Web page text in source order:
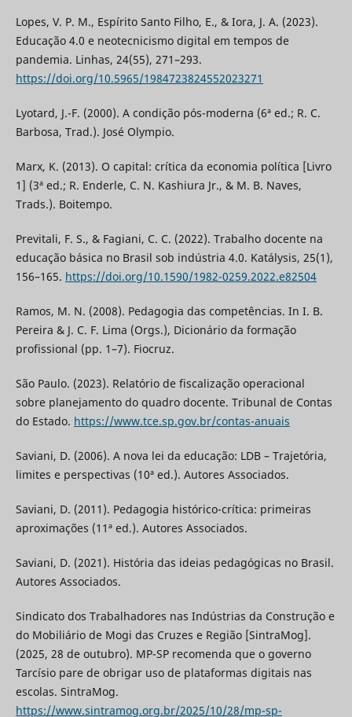
Lopes, V. P. M., Espírito Santo Filho, E., & Iora, J. A. (2023).
Educação 4.0 e neotecnicismo digital em tempos de
pandemia. Linhas, 24(55), 271–293.
https://doi.org/10.5965/1984723824552023271
Lyotard, J.-F. (2000). A condição pós-moderna (6ª ed.; R. C.
Barbosa, Trad.). José Olympio.
Marx, K. (2013). O capital: crítica da economia política [Livro
1] (3ª ed.; R. Enderle, C. N. Kashiura Jr., & M. B. Naves,
Trads.). Boitempo.
Previtali, F. S., & Fagiani, C. C. (2022). Trabalho docente na
educação básica no Brasil sob indústria 4.0. Katálysis, 25(1),
156–165. https://doi.org/10.1590/1982-0259.2022.e82504
Ramos, M. N. (2008). Pedagogia das competências. In I. B.
Pereira & J. C. F. Lima (Orgs.), Dicionário da formação
profissional (pp. 1–7). Fiocruz.
São Paulo. (2023). Relatório de fiscalização operacional
sobre planejamento do quadro docente. Tribunal de Contas
do Estado. https://www.tce.sp.gov.br/contas-anuais
Saviani, D. (2006). A nova lei da educação: LDB – Trajetória,
limites e perspectivas (10ª ed.). Autores Associados.
Saviani, D. (2011). Pedagogia histórico-crítica: primeiras
aproximações (11ª ed.). Autores Associados.
Saviani, D. (2021). História das ideias pedagógicas no Brasil.
Autores Associados.
Sindicato dos Trabalhadores nas Indústrias da Construção e
do Mobiliário de Mogi das Cruzes e Região [SintraMog].
(2025, 28 de outubro). MP-SP recomenda que o governo
Tarcísio pare de obrigar uso de plataformas digitais nas
escolas. SintraMog.
https://www.sintramog.org.br/2025/10/28/mp-sp-